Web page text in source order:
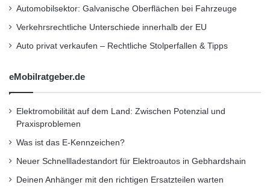
entgegenkommendem Verkehr, Fahrzeugen
mit hohen Scheinwerfern oder nassen
Straßen, auf denen Licht reflektiert.
Verbesserte Sicht
Die gelb-orangefarbenen Gläser tragen dazu
einfacher, Straßenmarkierungen,
Verkehrsschilder und Hindernisse bei Nacht zu
Automobilsektor: Galvanische Oberflächen bei Fahrzeuge
Verkehrsrechtliche Unterschiede innerhalb der EU
Auto privat verkaufen – Rechtliche Stolperfallen & Tipps
eMobilratgeber.de
Elektromobilität auf dem Land: Zwischen Potenzial und
Praxisproblemen
Was ist das E-Kennzeichen?
Neuer Schnellladestandort für Elektroautos in Gebhardshain
Deinen Anhänger mit den richtigen Ersatzteilen warten